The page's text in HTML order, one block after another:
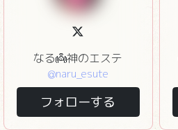
なる👼神のエステ
@naru_esute
フォローする